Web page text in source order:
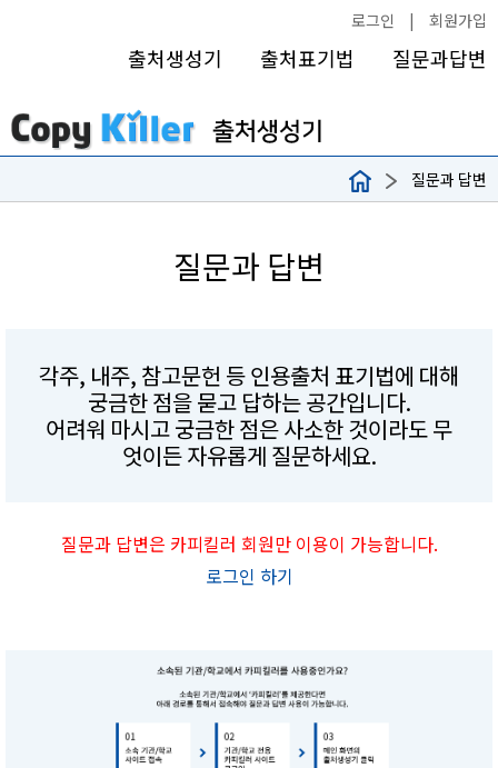
로그인 | 회원가입
출처생성기 출처표기법 질문과답변
질문과 답변
질문과 답변
각주, 내주, 참고문헌 등 인용출처 표기법에 대해
궁금한 점을 묻고 답하는 공간입니다.
어려워 마시고 궁금한 점은 사소한 것이라도 무
엇이든 자유롭게 질문하세요.
질문과 답변은 카피킬러 회원만 이용이 가능합니다.
로그인 하기